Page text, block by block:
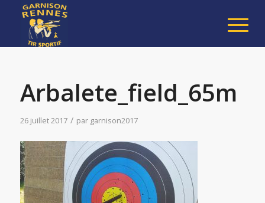
Arbalete_field_65m
26 juillet 2017 / par garnison2017